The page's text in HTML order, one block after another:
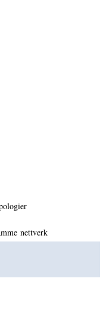
nettverk